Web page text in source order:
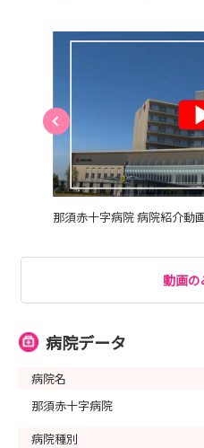
・3次救命救急センタ
10：00 院内見学
屋上ヘリポート 〜 周
児科病棟/一般病棟/緩和ケ
棟/OPR 〜 救急外来
11：00 先輩と交流会・一
13：00 質疑応答・アンケ
《 ★ご都合が合わない方は
各回先着16名様！詳細は見学
那須赤十字病院 病院紹介動
動画
病院データ
病院名
那須赤十字病院
病院種別